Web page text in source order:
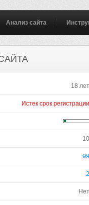
Анализ сайта
18 лет
Истек срок регистрации
10
99
2
Нет